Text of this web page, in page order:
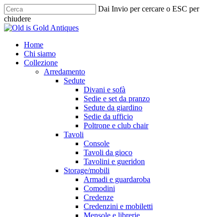
Skip
to
main
Dai Invio per cercare o ESC per
chiudere
Chiudi
cerca
Menu
Home
Chi siamo
Collezione
Arredamento
Sedute
Divani e sofà
Sedie e set da pranzo
Sedute da giardino
Sedie da ufficio
Poltrone e club chair
Tavoli
Console
Tavoli da gioco
Tavolini e gueridon
Storage/mobili
Armadi e guardaroba
Comodini
Credenze
Credenzini e mobiletti
Mensole e librerie